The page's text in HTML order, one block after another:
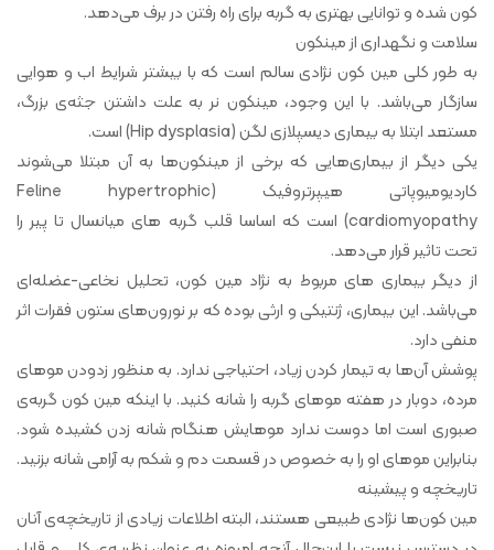
کون شده و توانایی بهتری به گربه برای راه رفتن در برف می‌دهد.
سلامت و نگهداری از مینکون
به طور کلی مین کون نژادی سالم است که با بیشتر شرایط اب و هوایی
سازگار می‌باشد. با این وجود، مینکون نر به علت داشتن جثه‌ی بزرگ،
مستعد ابتلا به بیماری دیسپلازی لگن (Hip dysplasia) است.
یکی دیگر از بیماری‌هایی که برخی از مینکون‌ها به آن مبتلا می‌شوند
کاردیومیوپاتی هیپرتروفیک (Feline hypertrophic
cardiomyopathy) است که اساسا قلب گربه های میانسال تا پیر را
تحت تاثیر قرار می‌دهد.
از دیگر بیماری های مربوط به نژاد مین کون، تحلیل نخاعی-عضله‌ای
می‌باشد. این بیماری، ژنتیکی و ارثی بوده که بر نورون‌های ستون فقرات اثر
منفی دارد.
پوشش آن‌ها به تیمار کردن زیاد، احتیاجی ندارد. به منظور زدودن موهای
مرده، دوبار در هفته موهای گربه را شانه کنید. با اینکه مین کون گربه‌ی
صبوری است اما دوست ندارد موهایش هنگام شانه زدن کشیده شود.
بنابراین موهای او را به خصوص در قسمت دم و شکم به آرامی شانه بزنید.
تاریخچه و پیشینه
مین کون‌ها نژادی طبیعی هستند، البته اطلاعات زیادی از تاریخچه‌ی آنان